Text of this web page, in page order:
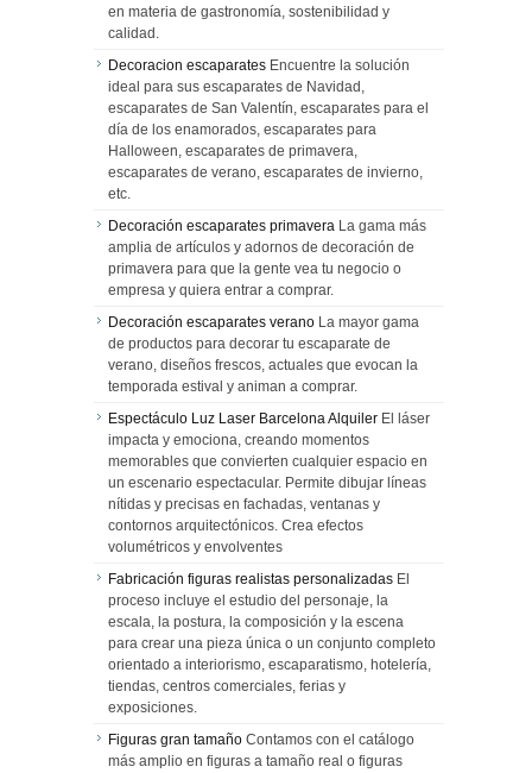
en materia de gastronomía, sostenibilidad y
calidad.
Decoracion escaparates Encuentre la solución
ideal para sus escaparates de Navidad,
escaparates de San Valentín, escaparates para el
día de los enamorados, escaparates para
Halloween, escaparates de primavera,
escaparates de verano, escaparates de invierno,
etc.
Decoración escaparates primavera La gama más
amplia de artículos y adornos de decoración de
primavera para que la gente vea tu negocio o
empresa y quiera entrar a comprar.
Decoración escaparates verano La mayor gama
de productos para decorar tu escaparate de
verano, diseños frescos, actuales que evocan la
temporada estival y animan a comprar.
Espectáculo Luz Laser Barcelona Alquiler El láser
impacta y emociona, creando momentos
memorables que convierten cualquier espacio en
un escenario espectacular. Permite dibujar líneas
nítidas y precisas en fachadas, ventanas y
contornos arquitectónicos. Crea efectos
volumétricos y envolventes
Fabricación figuras realistas personalizadas El
proceso incluye el estudio del personaje, la
escala, la postura, la composición y la escena
para crear una pieza única o un conjunto completo
orientado a interiorismo, escaparatismo, hotelería,
tiendas, centros comerciales, ferias y
exposiciones.
Figuras gran tamaño Contamos con el catálogo
más amplio en figuras a tamaño real o figuras